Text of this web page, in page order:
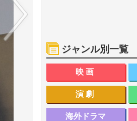
ジャンル別一覧
映画
演劇
海外ドラマ